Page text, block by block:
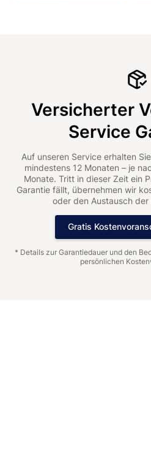
Versicherter
Service
Auf unseren Service erhalten
mindestens 12 Monaten – je
Monate. Tritt in dieser Zeit ein
Garantie fällt, übernehmen wir
oder den Austausch
Gratis
* Details zur Garantiedauer und den
persönlichen